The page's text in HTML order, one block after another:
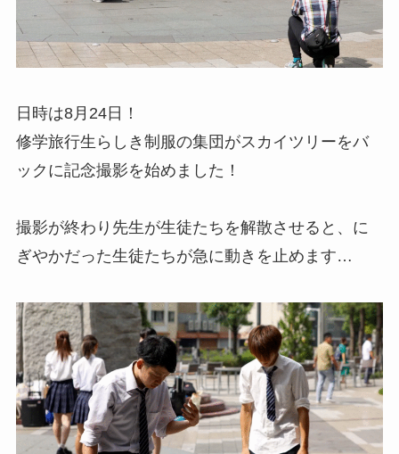
日時は8月24日！
修学旅行生らしき制服の集団がスカイツリーをバ
ックに記念撮影を始めました！
撮影が終わり先生が生徒たちを解散させると、に
ぎやかだった生徒たちが急に動きを止めます…